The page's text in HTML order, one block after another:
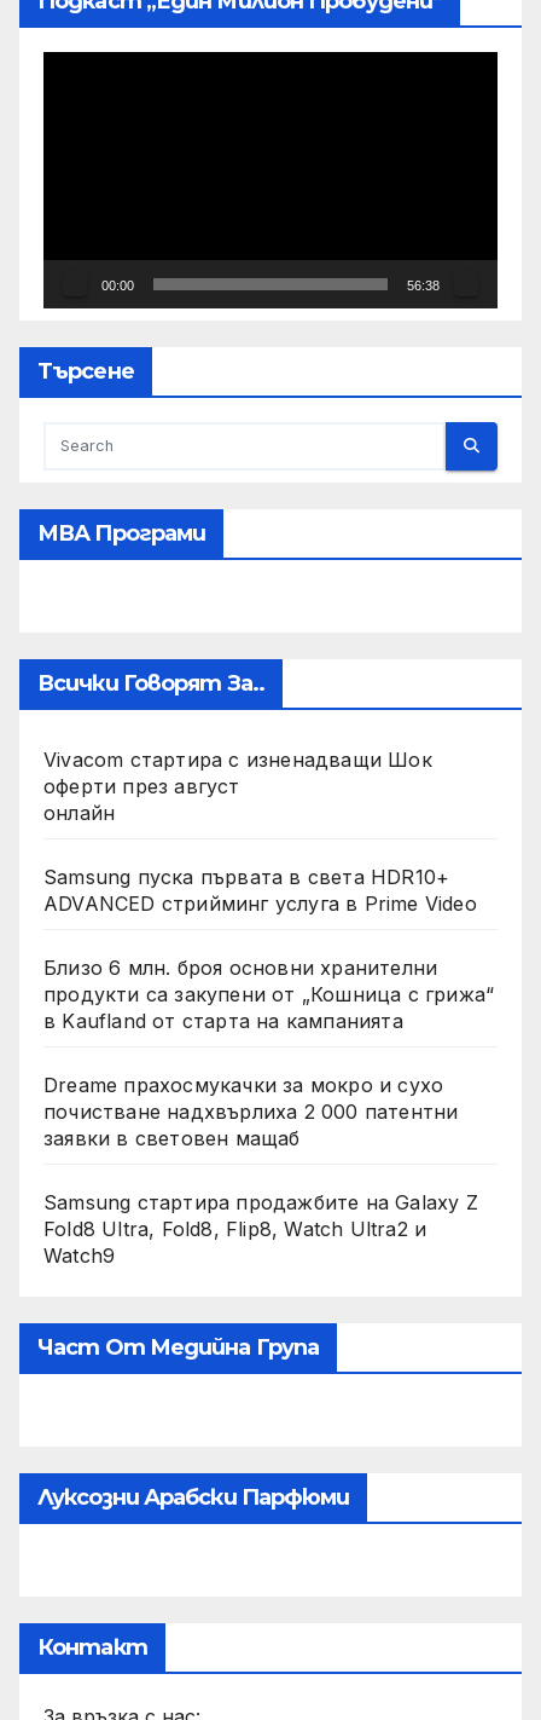
00:00 56:38
Търсене
МВА Програми
Всички Говорят За..
Vivacom стартира с изненадващи Шок
оферти през август
онлайн
Samsung пуска първата в света HDR10+
ADVANCED стрийминг услуга в Prime Video
Близо 6 млн. броя основни хранителни
продукти са закупени от „Кошница с грижа“
в Kaufland от старта на кампанията
Dreame прахосмукачки за мокро и сухо
почистване надхвърлиха 2 000 патентни
заявки в световен мащаб
Samsung стартира продажбите на Galaxy Z
Fold8 Ultra, Fold8, Flip8, Watch Ultra2 и
Watch9
Част От Медийна Група
Луксозни Арабски Парфюми
Контакт